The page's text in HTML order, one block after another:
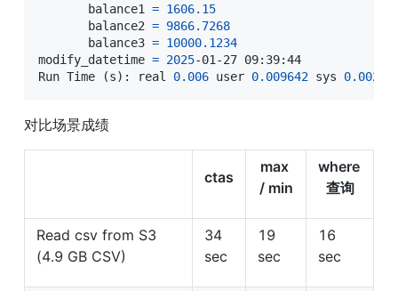
       balance1
= 1606.15
       balance2
= 9866.7268
       balance3
= 10000.1234
modify_datetime = 2025-01-27 09:39:44
Run Time
(s) : real 0.006 user 0.009642 sys
对比场景成绩
ctas
max
/ min
where
查询
Read csv from S3
(4.9 GB CSV)
34
sec
19
sec
16
sec